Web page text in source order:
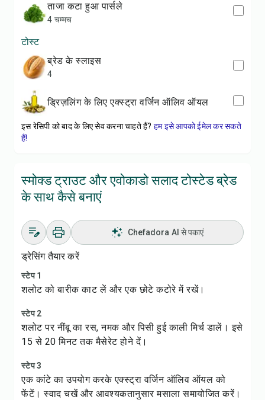
ताजा कटा हुआ पार्सले
4 चम्मच
टोस्ट
ब्रेड के स्लाइस
4
ड्रिज़लिंग के लिए एक्स्ट्रा वर्जिन ऑलिव ऑयल
इस रेसिपी को बाद के लिए सेव करना चाहते हैं? हम इसे आपको ईमेल कर सकते
हैं!
स्मोक्ड ट्राउट और एवोकाडो सलाद टोस्टेड ब्रेड
के साथ कैसे बनाएं
Chefadora AI से पकाएं
ड्रेसिंग तैयार करें
स्टेप 1
शलोट को बारीक काट लें और एक छोटे कटोरे में रखें।
स्टेप 2
शलोट पर नींबू का रस, नमक और पिसी हुई काली मिर्च डालें। इसे
15 से 20 मिनट तक मैसेरेट होने दें।
स्टेप 3
एक कांटे का उपयोग करके एक्स्ट्रा वर्जिन ऑलिव ऑयल को
फेंटें। स्वाद चखें और आवश्यकतानुसार मसाला समायोजित करें।